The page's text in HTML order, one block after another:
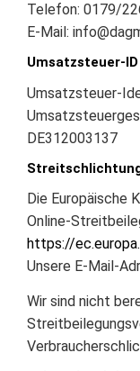
Telefon: 0179/
E-Mail:
Umsatzsteuer-ID
Umsatzsteuer-
DE312003137
Die Europäische
Online-
https://
Unsere E-Mail-
Wir sind nicht